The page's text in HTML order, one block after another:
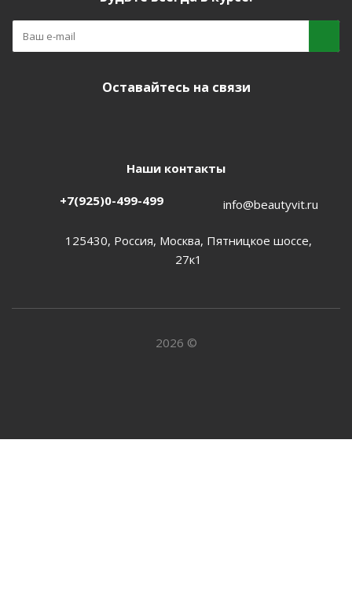
Оставайтесь на связи
Наши контакты
+7(925)0-499-499 info@beautyvit.ru
125430, Россия, Москва, Пятницкое шоссе,
27к1
2026 ©